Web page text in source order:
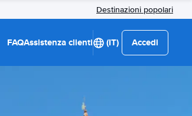
Destinazioni popolari
FAQAssistenza clienti (IT) Accedi